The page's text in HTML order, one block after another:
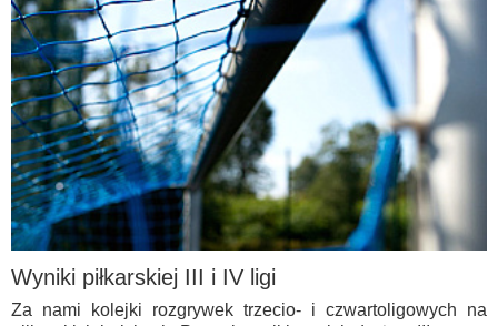
Wyniki piłkarskiej III i IV ligi
Za nami kolejki rozgrywek trzecio- i czwartoligowych na